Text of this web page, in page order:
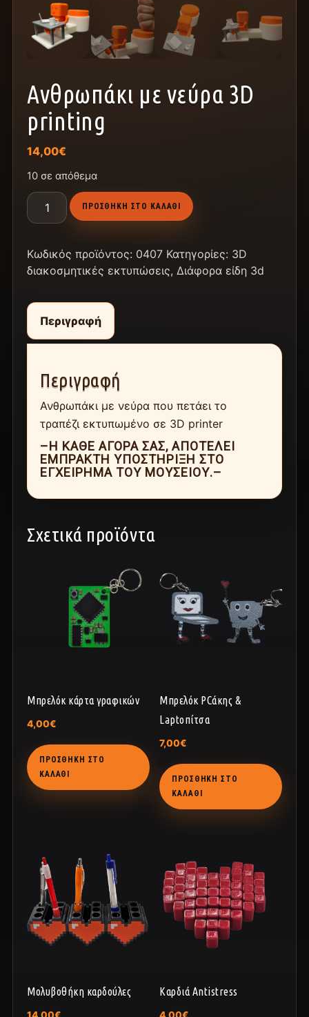
Ανθρωπάκι με νεύρα 3D
printing
14,00€
10 σε απόθεμα
ΠΡΟΣΘΉΚΗ ΣΤΟ ΚΑΛΆΘΙ
Κωδικός προϊόντος: 0407 Κατηγορίες: 3D
διακοσμητικές εκτυπώσεις, Διάφορα είδη 3d
Περιγραφή
Περιγραφή
Ανθρωπάκι με νεύρα που πετάει το
τραπέζι εκτυπωμένο σε 3D printer
–Η ΚΆΘΕ ΑΓΟΡΆ ΣΑΣ, ΑΠΟΤΕΛΕΊ
ΈΜΠΡΑΚΤΗ ΥΠΟΣΤΉΡΙΞΗ ΣΤΟ
ΕΓΧΕΊΡΗΜΑ ΤΟΥ ΜΟΥΣΕΊΟΥ.–
Σχετικά προϊόντα
Μπρελόκ κάρτα γραφικών
4,00€
ΠΡΟΣΘΉΚΗ ΣΤΟ
ΚΑΛΆΘΙ
Μπρελόκ PCάκης &
Laptoπίτσα
7,00€
ΠΡΟΣΘΉΚΗ ΣΤΟ
ΚΑΛΆΘΙ
Μολυβοθήκη καρδούλες Καρδιά Antistress